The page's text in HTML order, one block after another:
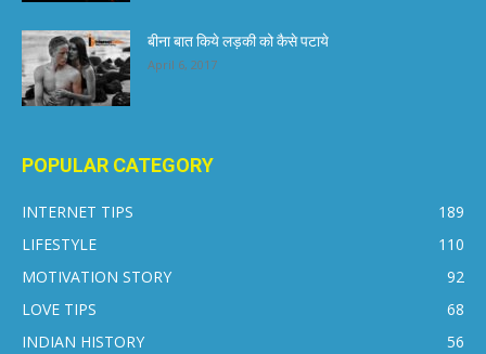
बीना बात किये लड़की को कैसे पटाये
April 6, 2017
POPULAR CATEGORY
INTERNET TIPS
189
LIFESTYLE
110
MOTIVATION STORY
92
LOVE TIPS
68
INDIAN HISTORY
56